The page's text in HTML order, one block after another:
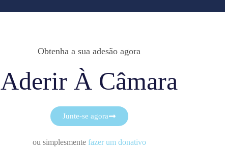
Obtenha a sua adesão agora
Aderir À Câmara
Junte-se agora
ou simplesmente fazer um donativo